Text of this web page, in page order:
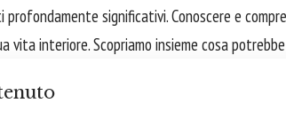
profondamente significativi. Conoscere e
vita interiore. Scopriamo insieme cosa